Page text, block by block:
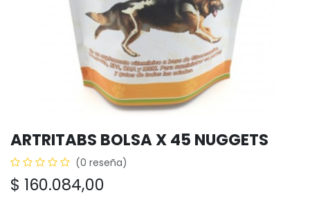
ARTRITABS BOLSA X 45 NUGGETS
(0 reseña)
$ 160.084,00